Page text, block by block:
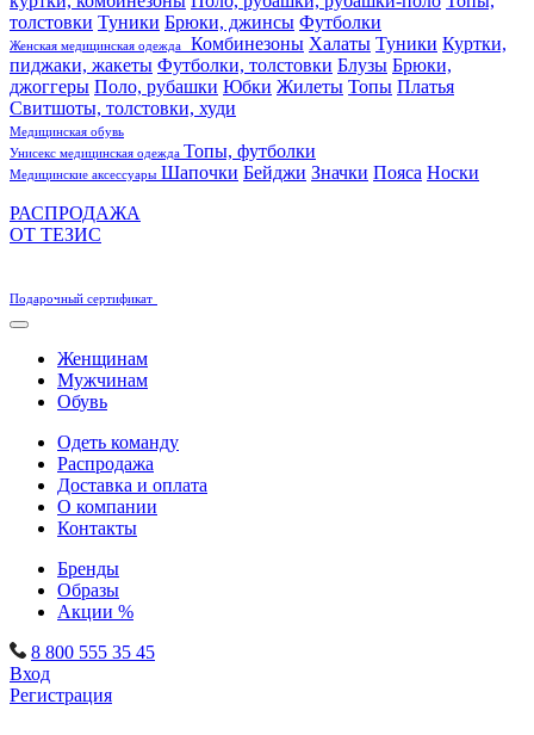
толстовки Туники Брюки, джинсы Футболки
Женская медицинская одежда Комбинезоны Халаты Туники Куртки,
пиджаки, жакеты Футболки, толстовки Блузы Брюки,
джоггеры Поло, рубашки Юбки Жилеты Топы Платья
Свитшоты, толстовки, худи
Медицинская обувь
Унисекс медицинская одежда Топы, футболки
Медицинские аксессуары Шапочки Бейджи Значки Пояса Носки
РАСПРОДАЖА
ОТ ТЕЗИС
Подарочный сертификат
Женщинам
Мужчинам
Обувь
Одеть команду
Распродажа
Доставка и оплата
О компании
Контакты
Бренды
Образы
Акции %
8 800 555 35 45
Вход
Регистрация